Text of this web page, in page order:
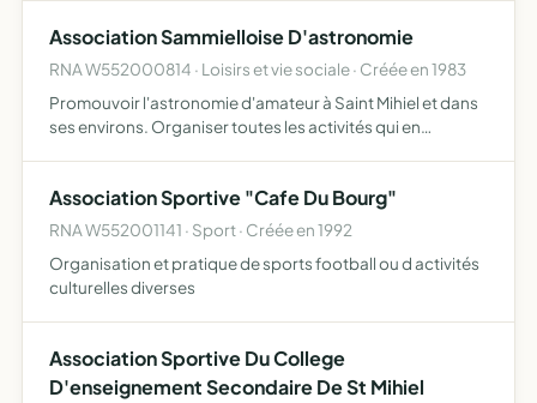
Association Sammielloise D'astronomie
RNA W552000814 · Loisirs et vie sociale · Créée en 1983
Promouvoir l'astronomie d'amateur à Saint Mihiel et dans
ses environs. Organiser toutes les activités qui en
Association Sportive "Cafe Du Bourg"
RNA W552001141 · Sport · Créée en 1992
Organisation et pratique de sports football ou d activités
culturelles diverses
Association Sportive Du College
D'enseignement Secondaire De St Mihiel